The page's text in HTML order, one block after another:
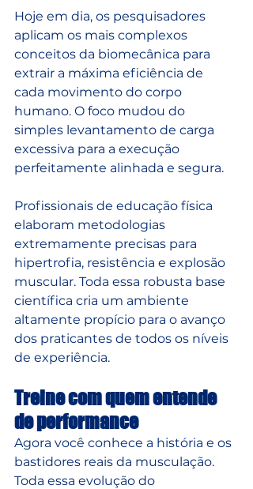
Hoje em dia, os pesquisadores
aplicam os mais complexos
conceitos da biomecânica para
extrair a máxima eficiência de
cada movimento do corpo
humano. O foco mudou do
simples levantamento de carga
excessiva para a execução
perfeitamente alinhada e segura.
Profissionais de educação física
elaboram metodologias
extremamente precisas para
hipertrofia, resistência e explosão
muscular. Toda essa robusta base
científica cria um ambiente
altamente propício para o avanço
dos praticantes de todos os níveis
de experiência.
Treine com quem entende
de performance
Agora você conhece a história e os
bastidores reais da musculação.
Toda essa evolução do